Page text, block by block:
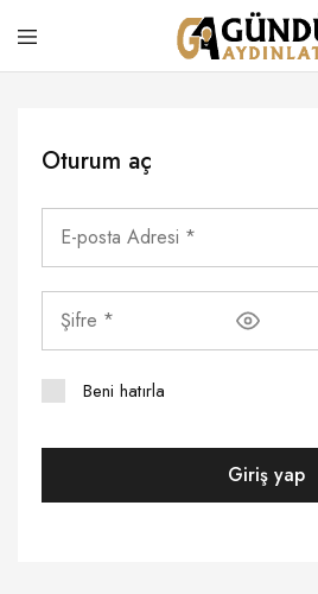
Gündüz
Özel
Oturum aç
Beni hatırla
Giriş yap